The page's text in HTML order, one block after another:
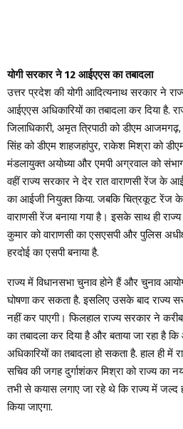
योगी सरकार ने 12 आईएएस का तबादला
उत्तर प्रदेश की योगी आदित्यनाथ सरकार ने
आईएएस अधिकारियों का तबादला कर दिया है.
जिलाधिकारी, अमृत त्रिपाठी को डीएम
सिंह को डीएम शाहजहांपुर, राकेश मिश्रा को
मंडलायुक्त अयोध्या और एमपी अग्रवाल को
वहीं राज्य सरकार ने देर रात वाराणसी रेंज
का आईजी नियुक्त किया. जबकि चित्रकूट रेंज
वाराणसी रेंज बनाया गया है। इसके साथ ही
कुमार को वाराणसी का एसएसपी और पुलिस
हरदोई का एसपी बनाया है.
राज्य में विधानसभा चुनाव होने हैं और चुनाव
घोषणा कर सकता है. इसलिए उसके बाद राज्य
नहीं कर पाएगी। फिलहाल राज्य सरकार ने
का तबादला कर दिया है और बताया जा रहा है
अधिकारियों का तबादला हो सकता है. हाल ही
सचिव की जगह दुर्गाशंकर मिश्रा को राज्य का
तभी से कयास लगाए जा रहे थे कि राज्य में जल्द
किया जाएगा.